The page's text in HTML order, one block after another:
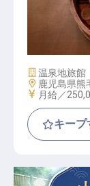
和食調理
施設業態
温泉地旅館
勤務地
鹿児島県熊
給与
月給／
キープ